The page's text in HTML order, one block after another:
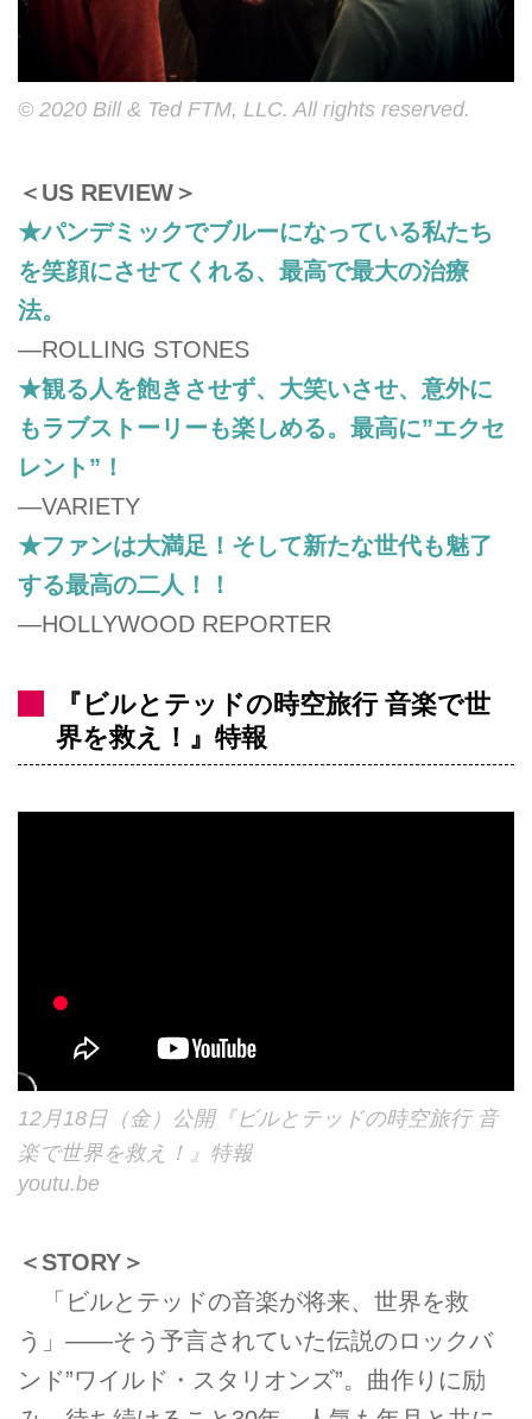
© 2020 Bill & Ted FTM, LLC. All rights reserved.
＜US REVIEW＞
★パンデミックでブルーになっている私たち
を笑顔にさせてくれる、最高で最大の治療
法。
―ROLLING STONES
★観る人を飽きさせず、大笑いさせ、意外に
もラブストーリーも楽しめる。最高に”エクセ
レント”！
―VARIETY
★ファンは大満足！そして新たな世代も魅了
する最高の二人！！
―HOLLYWOOD REPORTER
『ビルとテッドの時空旅行 音楽で世
界を救え！』特報
12月18日（金）公開『ビルとテッドの時空旅行 音
楽で世界を救え！』特報
youtu.be
＜STORY＞
「ビルとテッドの音楽が将来、世界を救
う」――そう予言されていた伝説のロックバ
ンド”ワイルド・スタリオンズ”。曲作りに励